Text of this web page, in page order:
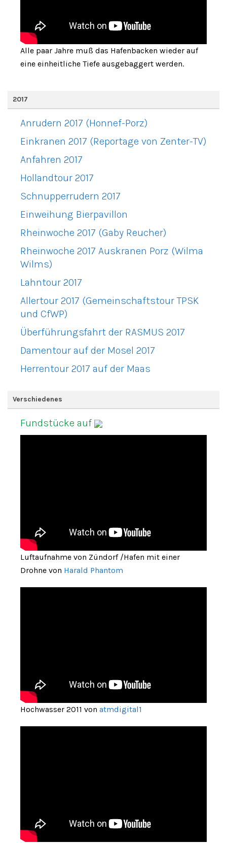
Alle paar Jahre muß das Hafenbacken wieder auf
eine einheitliche Tiefe ausgebaggert werden.
2017
Anrudern 2017 (Honnef-Porz)
Einkranen 2017 (Reportage von Zenter-TV)
Anfahren 2017
Hollandtour 2017
Schnupperrudern 2017
Einweihung Bierpavillon
Rheinwoche 2017 (Gaby Reucher)
Rheinwoche 2017 Auskranen Porz (Wilma
Wilms)
Lahntour 2017
Allertour 2017 (Gemeinschaftstour TPSK
und CfWP)
Überführungsfahrt der RASMUS 2017
Damentour auf der Mosel 2017
Herrentour 2017 auf der Maas
Verschiedenes
Fundstücke auf
Luftaufnahme von Zündorf /Hafen mit einer
Drohne von Harald Phantom
Hochwasser 2011 von atmdigital1